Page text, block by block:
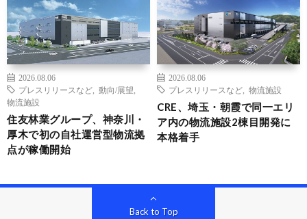
2026.08.06
プレスリリースなど
動向/展望
物流施設
住友林業グループ、神奈川・
厚木で初の自社運営型物流拠
点が稼働開始
2026.08.06
プレスリリースなど
物流施設
CRE、埼玉・朝霞で同一エリ
ア内の物流施設2棟目開発に
本格着手
Back to Top